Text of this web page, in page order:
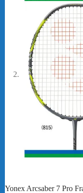
Yonex Arcsaber 7 Pro